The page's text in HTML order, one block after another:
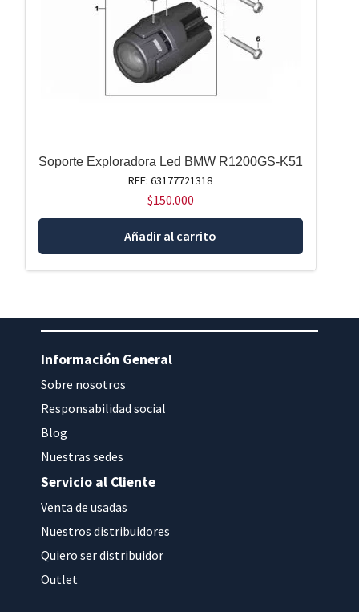
Soporte Exploradora Led BMW R1200GS-K51
REF: 63177721318
$150.000
Añadir al carrito
Información General
Sobre nosotros
Responsabilidad social
Blog
Nuestras sedes
Servicio al Cliente
Venta de usadas
Nuestros distribuidores
Quiero ser distribuidor
Outlet